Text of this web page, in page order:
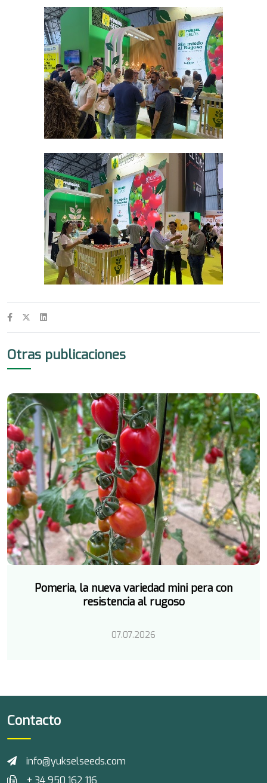
Otras publicaciones
Pomeria, la nueva variedad mini pera con
resistencia al rugoso
07.07.2026
Contacto
info@yukselseeds.com
+ 34 950 162 116